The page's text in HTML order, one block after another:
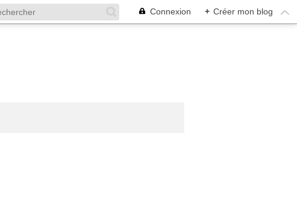
Connexion + Créer mon blog